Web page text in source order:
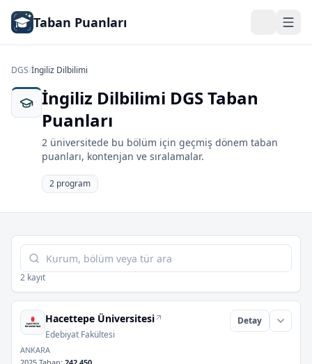
Taban Puanları
DGS/İngiliz Dilbilimi
İngiliz Dilbilimi DGS Taban
Puanları
2 üniversitede bu bölüm için geçmiş dönem taban
puanları, kontenjan ve sıralamalar.
2 program
Tabloda ara
2 kayıt
Hacettepe Üniversitesi
Edebiyat Fakültesi
Detay
ANKARA